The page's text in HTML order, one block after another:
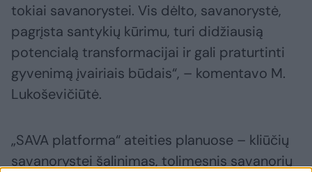
tokiai savanorystei. Vis dėlto, savanorystė,
pagrįsta santykių kūrimu, turi didžiausią
potencialą transformacijai ir gali praturtinti
gyvenimą įvairiais būdais“, – komentavo M.
Lukoševičiūtė.
„SAVA platforma“ ateities planuose – kliūčių
savanorystei šalinimas, tolimesnis savanorių